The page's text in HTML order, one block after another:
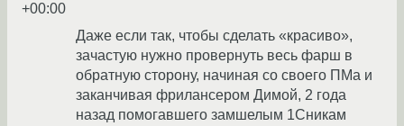
+00:00
Даже если так, чтобы сделать «красиво»,
зачастую нужно провернуть весь фарш в
обратную сторону, начиная со своего ПМа и
заканчивая фрилансером Димой, 2 года
назад помогавшего замшелым 1Сникам